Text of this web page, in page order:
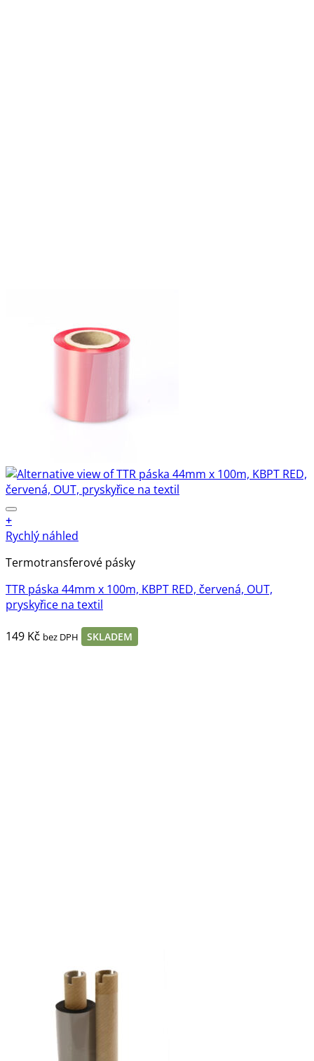
+
Rychlý náhled
Termotransferové pásky
TTR páska 44mm x 100m, KBPT RED, červená, OUT,
pryskyřice na textil
149 Kč bez DPH SKLADEM